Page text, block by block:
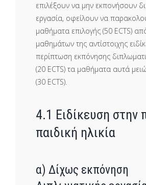
επιλέξουν να μην εκπονήσουν
εργασία, οφείλουν να
μαθήματα επιλογής (50 ECTS)
μαθημάτων της αντίστοιχης
περίπτωση εκπόνησης
(20 ECTS) τα μαθήματα αυτά
(30 ECTS).
4.1 Ειδίκευση στην
παιδική ηλικία
α) Δίχως εκπόνηση